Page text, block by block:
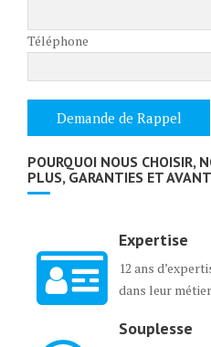
Téléphone
POURQUOI NOUS CHOISIR,
PLUS, GARANTIES ET
Expertise
12 ans
dans leur
Souplesse